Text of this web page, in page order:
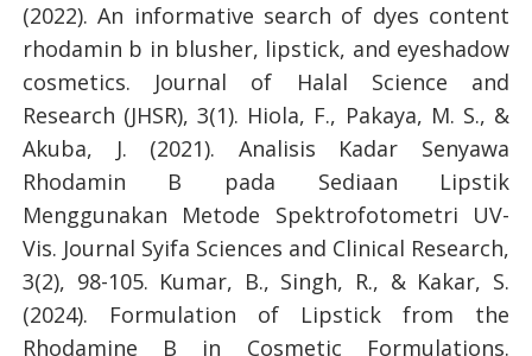
(2022). An informative search of dyes content
rhodamin b in blusher, lipstick, and eyeshadow
cosmetics. Journal of Halal Science and
Research (JHSR), 3(1). Hiola, F., Pakaya, M. S., &
Akuba, J. (2021). Analisis Kadar Senyawa
Rhodamin B pada Sediaan Lipstik
Menggunakan Metode Spektrofotometri UV-
Vis. Journal Syifa Sciences and Clinical Research,
3(2), 98-105. Kumar, B., Singh, R., & Kakar, S.
(2024). Formulation of Lipstick from the
Rhodamine B in Cosmetic Formulations.